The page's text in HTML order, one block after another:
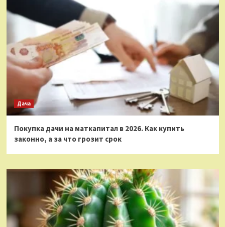
Дача
Покупка дачи на маткапитал в 2026. Как купить
законно, а за что грозит срок